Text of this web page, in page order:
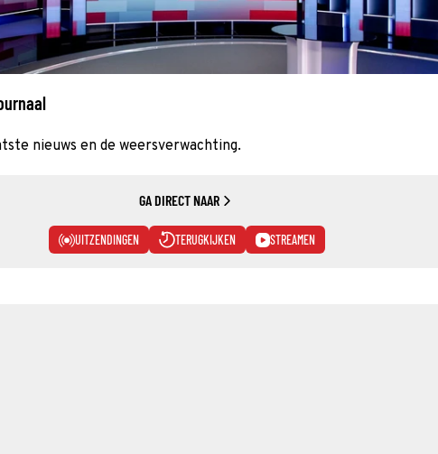
nieuws en de weersverwachting.
GA DIRECT NAAR
UITZENDINGEN TERUGKIJKEN STREAMEN